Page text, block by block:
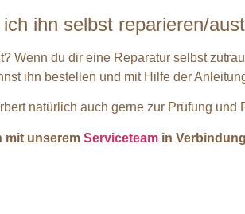
ihn selbst reparieren/
Wenn du dir eine Reparatur selbst
ihn bestellen und mit Hilfe der
natürlich auch gerne zur Prüfung und
mit unserem Serviceteam in